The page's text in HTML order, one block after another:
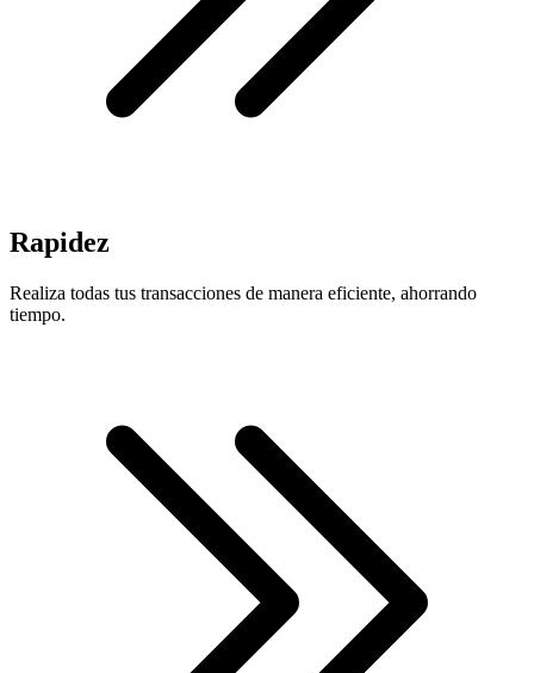
Rapidez
Realiza todas tus transacciones de manera eficiente, ahorrando
tiempo.